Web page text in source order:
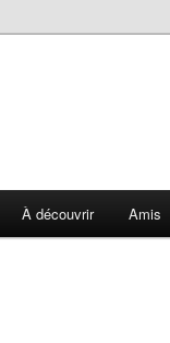
À découvrir Amis